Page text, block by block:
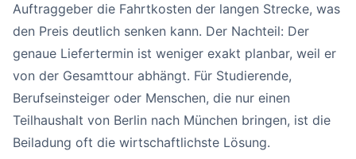
Auftraggeber die Fahrtkosten der langen Strecke, was
den Preis deutlich senken kann. Der Nachteil: Der
genaue Liefertermin ist weniger exakt planbar, weil er
von der Gesamttour abhängt. Für Studierende,
Berufseinsteiger oder Menschen, die nur einen
Teilhaushalt von Berlin nach München bringen, ist die
Beiladung oft die wirtschaftlichste Lösung.